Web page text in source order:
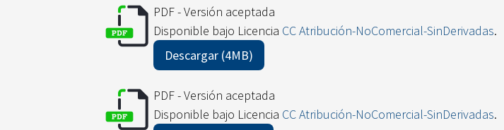
PDF - Versión aceptada
Disponible bajo Licencia CC Atribución-NoComercial-SinDerivadas.
Descargar (4MB)
PDF - Versión aceptada
Disponible bajo Licencia CC Atribución-NoComercial-SinDerivadas.